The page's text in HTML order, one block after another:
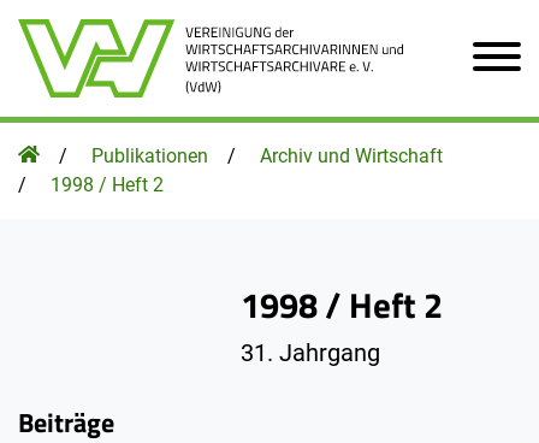
Zum Hauptinhalt der Seite
HomepagePublikationen
Archiv und Wirtschaft
1998 / Heft 2
1998 / Heft 2
31. Jahrgang
Beiträge